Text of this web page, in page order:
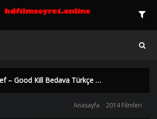
Kill Bedava Türkçe Dublaj izle | Yüksek Kalite |
Anasayfa 2014 Filmleri